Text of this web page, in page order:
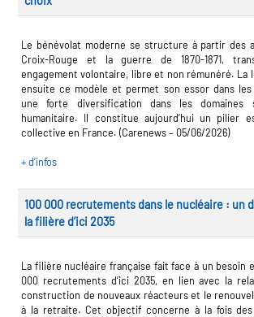
métiers
clés métiers et
lieu d'information ou
des métiers en
des transitions
de l'Economie
(ESS)
du secteur sanitaire
de l'Industrie
Le bénévolat moderne se structure à partir des
Croix-Rouge et la guerre de 1870-1871,
engagement volontaire, libre et non rémunéré. La
ensuite ce modèle et permet son essor dans les
une forte diversification dans les domaines
humanitaire. Il constitue aujourd’hui un pilier
collective en France. (Carenews – 05/06/2026)
+ d’infos
100 000 recrutements dans le nucléaire : un
la filière d’ici 2035
La filière nucléaire française fait face à un besoin
000 recrutements d’ici 2035, en lien avec la
construction de nouveaux réacteurs et le
à la retraite. Cet objectif concerne à la fois